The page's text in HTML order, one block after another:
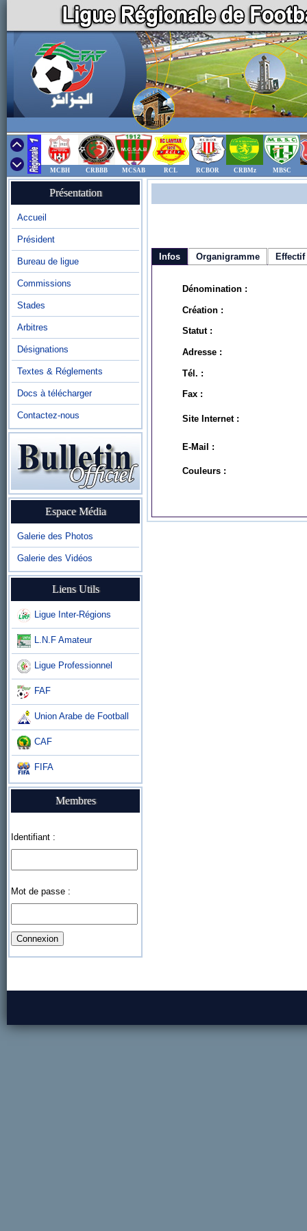
MCBH CRBBB MCSAB RCL RCBOR CRBMz MBSC
Présentation
Accueil
Président
Bureau de ligue
Commissions
Stades
Arbitres
Désignations
Textes & Réglements
Docs à télécharger
Contactez-nous
Espace Média
Galerie des Photos
Galerie des Vidéos
Liens Utils
Ligue Inter-Régions
L.N.F Amateur
Ligue Professionnel
FAF
Union Arabe de Football
CAF
FIFA
Membres
Identifiant :
Mot de passe :
Infos Organigramme Effectif
Dénomination :
Création :
Statut :
Adresse :
Tél. :
Fax :
Site Internet :
E-Mail :
Couleurs :